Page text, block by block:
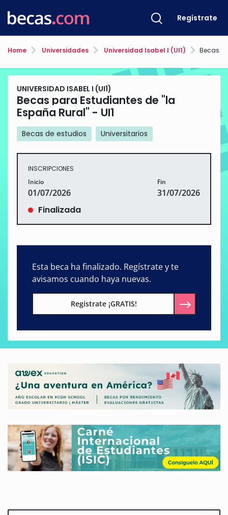
Regístrate
Home Universidades Universidad Isabel I (UI1) Becas para
UNIVERSIDAD ISABEL I (UI1)
Becas para Estudiantes de "la
España Rural" - UI1
Becas de estudios Universitarios
INSCRIPCIONES
Inicio
01/07/2026
Fin
31/07/2026
Finalizada
Esta beca ha finalizado. Regístrate y te
avisamos cuando haya nuevas.
Regístrate ¡GRATIS!